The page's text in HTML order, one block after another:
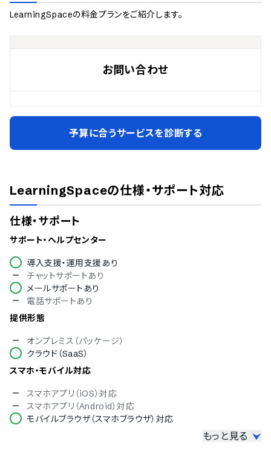
LearningSpaceの料金プランをご紹介します。
お問い合わせ
予算に合うサービスを診断する
LearningSpaceの仕様・サポート対応
仕様・サポート
サポート・ヘルプセンター
導入支援・運用支援あり
チャットサポートあり
メールサポートあり
電話サポートあり
提供形態
オンプレミス（パッケージ）
クラウド（SaaS）
スマホ・モバイル対応
スマホアプリ（iOS）対応
スマホアプリ（Android）対応
モバイルブラウザ（スマホブラウザ）対応
もっと見る